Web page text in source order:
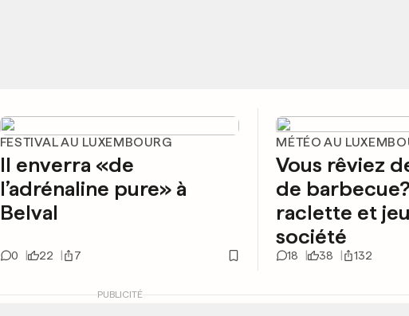
FESTIVAL AU LUXEMBOURG
Il enverra «de
l’adrénaline pure» à
Belval
0 22 7
MÉTÉO AU
Vous rêviez
de
raclette et
société
18 38 132
PUBLICITÉ